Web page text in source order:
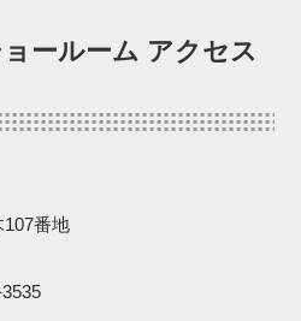
ールーム アクセス
番地
3535